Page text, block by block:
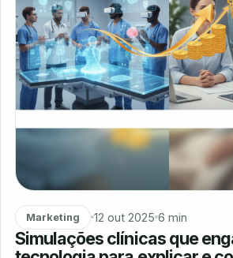
Marketing 12 out 2025 6 min
Simulações clínicas que